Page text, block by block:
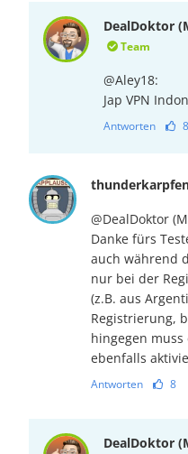
DealDoktor
Team
@Aley18:
Jap VPN
Antworten 8
@DealDoktor
Danke fürs
auch während
nur bei der
(z.B. aus
Registrierung,
hingegen
ebenfalls
Antworten 8
DealDoktor